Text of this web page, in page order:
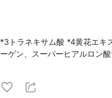
*3トラネキサム酸 *4黄花エキ
ーゲン、スーパーヒアルロン